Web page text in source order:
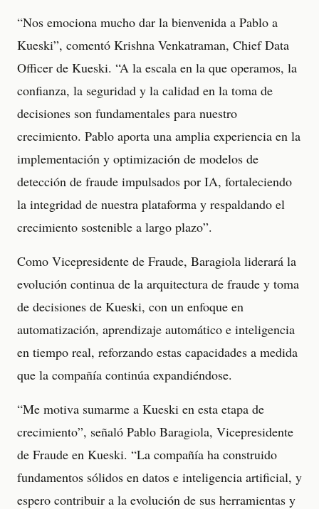
“Nos emociona mucho dar la bienvenida a Pablo a
Kueski”, comentó Krishna Venkatraman, Chief Data
Officer de Kueski. “A la escala en la que operamos, la
confianza, la seguridad y la calidad en la toma de
decisiones son fundamentales para nuestro
crecimiento. Pablo aporta una amplia experiencia en la
implementación y optimización de modelos de
detección de fraude impulsados por IA, fortaleciendo
la integridad de nuestra plataforma y respaldando el
crecimiento sostenible a largo plazo”.
Como Vicepresidente de Fraude, Baragiola liderará la
evolución continua de la arquitectura de fraude y toma
de decisiones de Kueski, con un enfoque en
automatización, aprendizaje automático e inteligencia
en tiempo real, reforzando estas capacidades a medida
que la compañía continúa expandiéndose.
“Me motiva sumarme a Kueski en esta etapa de
crecimiento”, señaló Pablo Baragiola, Vicepresidente
de Fraude en Kueski. “La compañía ha construido
fundamentos sólidos en datos e inteligencia artificial, y
espero contribuir a la evolución de sus herramientas y